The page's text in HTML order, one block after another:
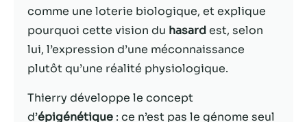
comme une loterie biologique, et explique
pourquoi cette vision du hasardest, selon
lui, l’expression d’une méconnaissance
plutôt qu’une réalité physiologique.
Thierry développe le concept
d’épigénétique : ce n’est pas le génome seul
Nécessaire
Ces cookies ne
sont pas
sont
nécessaires au